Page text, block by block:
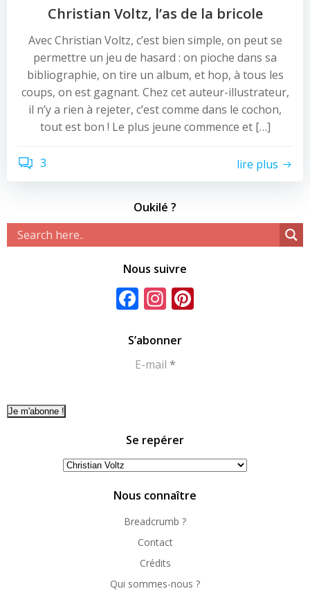
Christian Voltz, l’as de la bricole
Avec Christian Voltz, c’est bien simple, on peut se
permettre un jeu de hasard : on pioche dans sa
bibliographie, on tire un album, et hop, à tous les
coups, on est gagnant. Chez cet auteur-illustrateur,
il n’y a rien à rejeter, c’est comme dans le cochon,
tout est bon ! Le plus jeune commence et […]
3 lire plus
Oukilé ?
Nous suivre
Facebook
Instagram
S’abonner
E-mail *
Se repérer
Se
Nous connaître
Breadcrumb ?
Contact
Crédits
Qui sommes-nous ?